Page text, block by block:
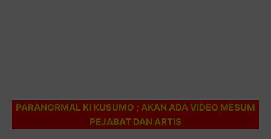
PARANORMAL KI KUSUMO ; AKAN ADA VIDEO MESUM
PEJABAT DAN ARTIS